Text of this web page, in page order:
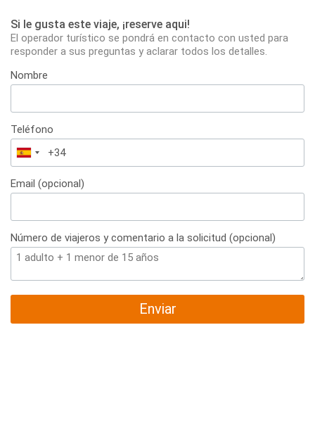
Si le gusta este viaje, ¡reserve aqui!
El operador turístico se pondrá en contacto con usted para
responder a sus preguntas y aclarar todos los detalles.
Nombre
Teléfono
España
+34
Email (opcional)
Número de viajeros y comentario a la solicitud (opcional)
Enviar